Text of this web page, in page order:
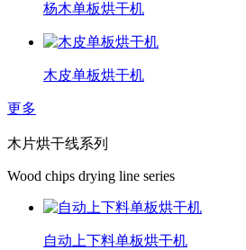
杨木单板烘干机
木皮单板烘干机
更多
木片烘干线系列
Wood chips drying line series
自动上下料单板烘干机